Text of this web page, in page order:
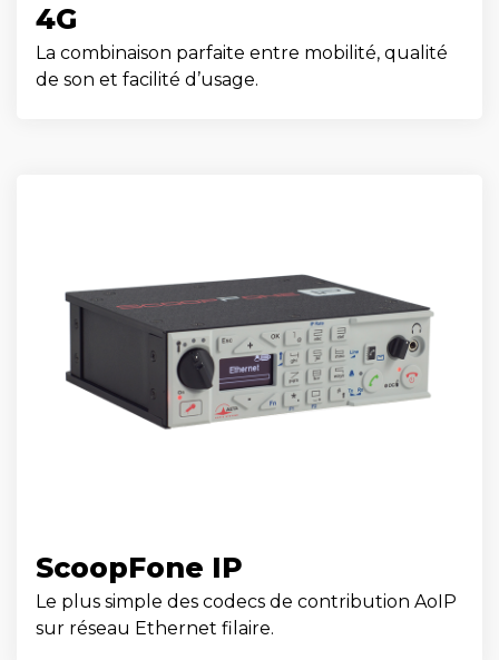
4G
La combinaison parfaite entre mobilité, qualité
de son et facilité d’usage.
ScoopFone IP
Le plus simple des codecs de contribution AoIP
sur réseau Ethernet filaire.